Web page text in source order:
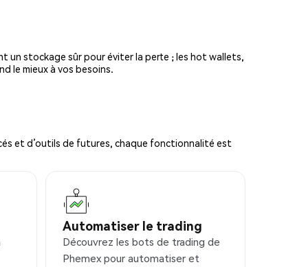
un stockage sûr pour éviter la perte ; les hot wallets,
le mieux à vos besoins.
et d’outils de futures, chaque fonctionnalité est
Automatiser le trading
Découvrez les bots de trading de
Phemex pour automatiser et